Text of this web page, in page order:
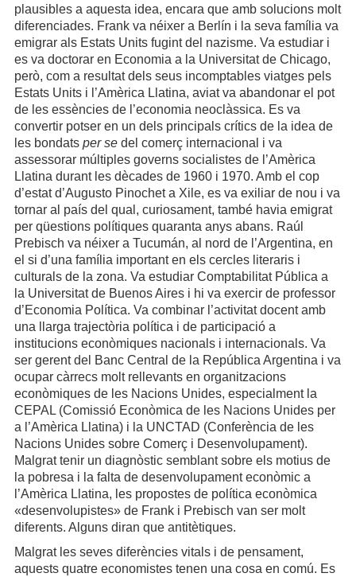
plausibles a aquesta idea, encara que amb solucions molt
diferenciades. Frank va néixer a Berlín i la seva família va
emigrar als Estats Units fugint del nazisme. Va estudiar i
es va doctorar en Economia a la Universitat de Chicago,
però, com a resultat dels seus incomptables viatges pels
Estats Units i l’Amèrica Llatina, aviat va abandonar el pot
de les essències de l’economia neoclàssica. Es va
convertir potser en un dels principals crítics de la idea de
les bondats per sedel comerç internacional i va
assessorar múltiples governs socialistes de l’Amèrica
Llatina durant les dècades de 1960 i 1970. Amb el cop
d’estat d’Augusto Pinochet a Xile, es va exiliar de nou i va
tornar al país del qual, curiosament, també havia emigrat
per qüestions polítiques quaranta anys abans. Raúl
Prebisch va néixer a Tucumán, al nord de l’Argentina, en
el si d’una família important en els cercles literaris i
culturals de la zona. Va estudiar Comptabilitat Pública a
la Universitat de Buenos Aires i hi va exercir de professor
d’Economia Política. Va combinar l’activitat docent amb
una llarga trajectòria política i de participació a
institucions econòmiques nacionals i internacionals. Va
ser gerent del Banc Central de la República Argentina i va
ocupar càrrecs molt rellevants en organitzacions
econòmiques de les Nacions Unides, especialment la
CEPAL (Comissió Econòmica de les Nacions Unides per
a l’Amèrica Llatina) i la UNCTAD (Conferència de les
Nacions Unides sobre Comerç i Desenvolupament).
Malgrat tenir un diagnòstic semblant sobre els motius de
la pobresa i la falta de desenvolupament econòmic a
l’Amèrica Llatina, les propostes de política econòmica
«desenvolupistes» de Frank i Prebisch van ser molt
diferents. Alguns diran que antitètiques.
Malgrat les seves diferències vitals i de pensament,
aquests quatre economistes tenen una cosa en comú. Es